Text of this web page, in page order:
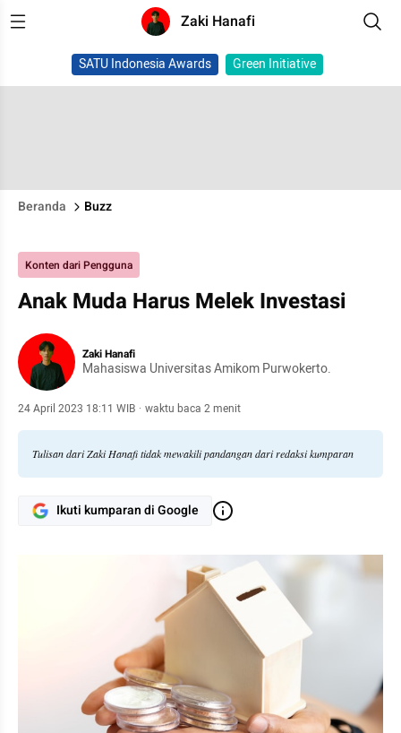
Zaki Hanafi
SATU Indonesia Awards Green Initiative
Beranda Buzz
Konten dari Pengguna
Anak Muda Harus Melek Investasi
Zaki Hanafi
Mahasiswa Universitas Amikom Purwokerto.
24 April 2023 18:11 WIB · waktu baca 2 menit
Tulisan dari Zaki Hanafi tidak mewakili pandangan dari redaksi kumparan
Ikuti kumparan di Google